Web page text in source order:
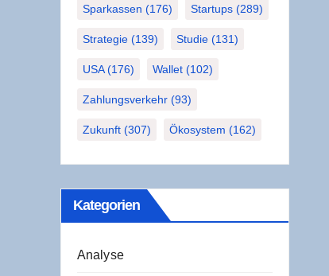
Sparkassen (176) Startups(289)
Strategie(139) Studie(131)
USA(176) Wallet(102)
Zahlungsverkehr(93)
Zukunft(307) Ökosystem (162)
Kate­go­rien
Analyse